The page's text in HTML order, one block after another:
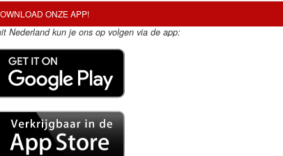
ONZE APP!
Nederland kun je ons op volgen via de app: